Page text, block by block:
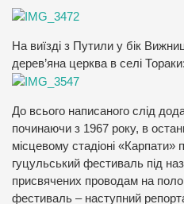
На виїзді з Путили у бік
дерев’яна церква в селі Тораки:
До всього написаного слід
починаючи з 1967 року, в
місцевому стадіоні «Карпати»
гуцульський фестиваль під
присвячених проводам на
фестиваль – наступний